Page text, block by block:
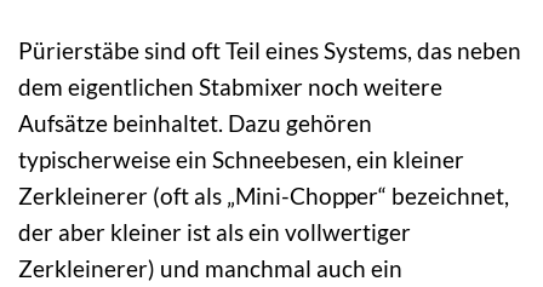
Pürierstäbe sind oft Teil eines Systems, das neben
dem eigentlichen Stabmixer noch weitere
Aufsätze beinhaltet. Dazu gehören
typischerweise ein Schneebesen, ein kleiner
Zerkleinerer (oft als „Mini-Chopper“ bezeichnet,
der aber kleiner ist als ein vollwertiger
Zerkleinerer) und manchmal auch ein